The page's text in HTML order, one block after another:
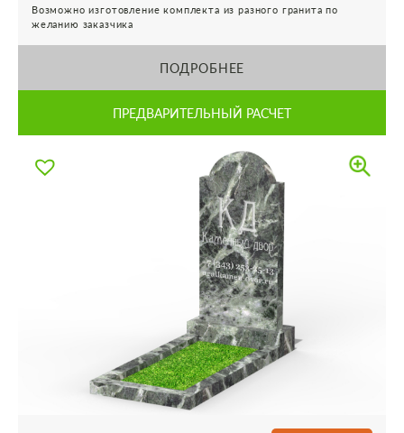
Возможно изготовление комплекта из разного гранита по
желанию заказчика
ПОДРОБНЕЕ
ПРЕДВАРИТЕЛЬНЫЙ РАСЧЕТ